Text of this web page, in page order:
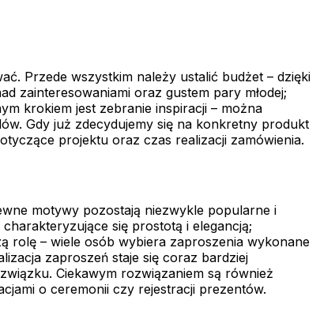
Przede wszystkim należy ustalić budżet – dzięki
zainteresowaniami oraz gustem pary młodej;
krokiem jest zebranie inspiracji – można
Gdy już zdecydujemy się na konkretny produkt
projektu oraz czas realizacji zamówienia.
motywy pozostają niezwykle popularne i
się prostotą i elegancją;
rolę – wiele osób wybiera zaproszenia wykonane
zaproszeń staje się coraz bardziej
Ciekawym rozwiązaniem są również
o ceremonii czy rejestracji prezentów.